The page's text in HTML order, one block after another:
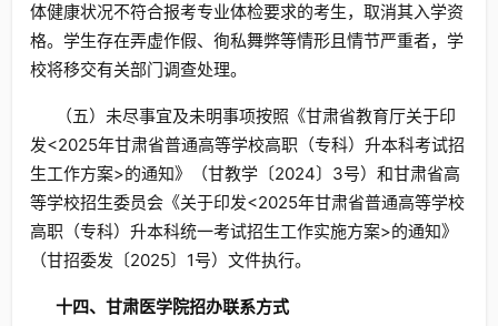
体健康状况不符合报考专业体检要求的考生，取消其入学资
格。学生存在弄虚作假、徇私舞弊等情形且情节严重者，学
校将移交有关部门调查处理。
（五）未尽事宜及未明事项按照《甘肃省教育厅关于印
发<2025年甘肃省普通高等学校高职（专科）升本科考试招
生工作方案>的通知》（甘教学〔2024〕3号）和甘肃省高
等学校招生委员会《关于印发<2025年甘肃省普通高等学校
高职（专科）升本科统一考试招生工作实施方案>的通知》
（甘招委发〔2025〕1号）文件执行。
十四、甘肃医学院招办联系方式